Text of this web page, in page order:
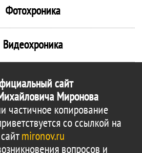
Фотохроника
Видеохроника
сайт
Миронова
частичное копирование
со ссылкой на
сайтmironov.ru
вопросов и